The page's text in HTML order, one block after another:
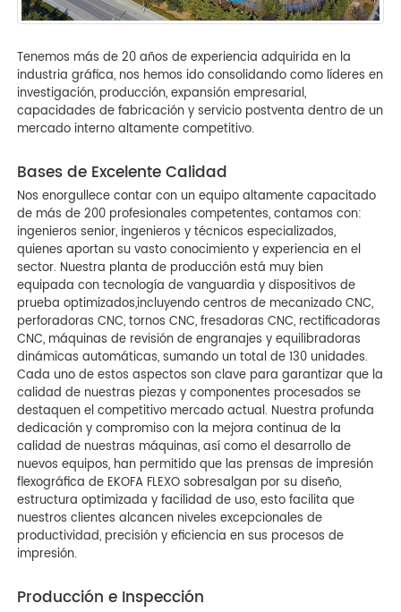
Tenemos más de 20 años de experiencia adquirida en la
industria gráfica, nos hemos ido consolidando como líderes en
investigación, producción, expansión empresarial,
capacidades de fabricación y servicio postventa dentro de un
mercado interno altamente competitivo.
Bases de Excelente Calidad
Nos enorgullece contar con un equipo altamente capacitado
de más de 200 profesionales competentes, contamos con:
ingenieros senior, ingenieros y técnicos especializados,
quienes aportan su vasto conocimiento y experiencia en el
sector. Nuestra planta de producción está muy bien
equipada con tecnología de vanguardia y dispositivos de
prueba optimizados,incluyendo centros de mecanizado CNC,
perforadoras CNC, tornos CNC, fresadoras CNC, rectificadoras
CNC, máquinas de revisión de engranajes y equilibradoras
dinámicas automáticas, sumando un total de 130 unidades.
Cada uno de estos aspectos son clave para garantizar que la
calidad de nuestras piezas y componentes procesados se
destaquen el competitivo mercado actual. Nuestra profunda
dedicación y compromiso con la mejora continua de la
calidad de nuestras máquinas, así como el desarrollo de
nuevos equipos, han permitido que las prensas de impresión
flexográfica de EKOFA FLEXO sobresalgan por su diseño,
estructura optimizada y facilidad de uso, esto facilita que
nuestros clientes alcancen niveles excepcionales de
productividad, precisión y eficiencia en sus procesos de
impresión.
Producción e Inspección